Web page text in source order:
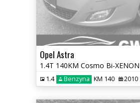
Opel Astra
1.4 Benzyna KM 140 2010